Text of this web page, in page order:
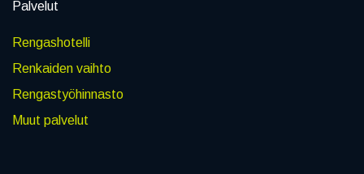
Palvelut
Rengashotelli
Renkaiden vaihto
Rengastyöhinnasto
Muut palvelut